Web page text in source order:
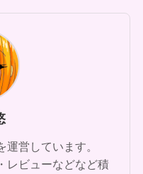
営しています。
レビューなどなど積